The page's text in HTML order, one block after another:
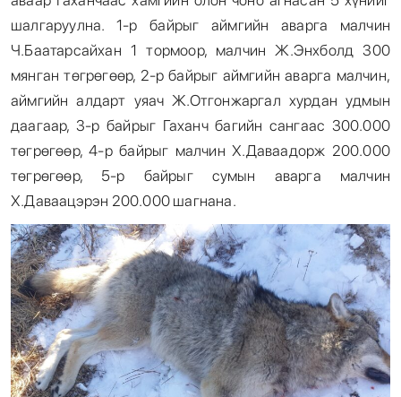
шалгаруулна. 1-р байрыг аймгийн аварга малчин
Ч.Баатарсайхан 1 тормоор, малчин Ж.Энхболд 300
мянган төгрөгөөр, 2-р байрыг аймгийн аварга малчин,
аймгийн алдарт уяач Ж.Отгонжаргал хурдан удмын
даагаар, 3-р байрыг Гаханч багийн сангаас 300.000
төгрөгөөр, 4-р байрыг малчин Х.Даваадорж 200.000
төгрөгөөр, 5-р байрыг сумын аварга малчин
Х.Даваацэрэн 200.000 шагнана.